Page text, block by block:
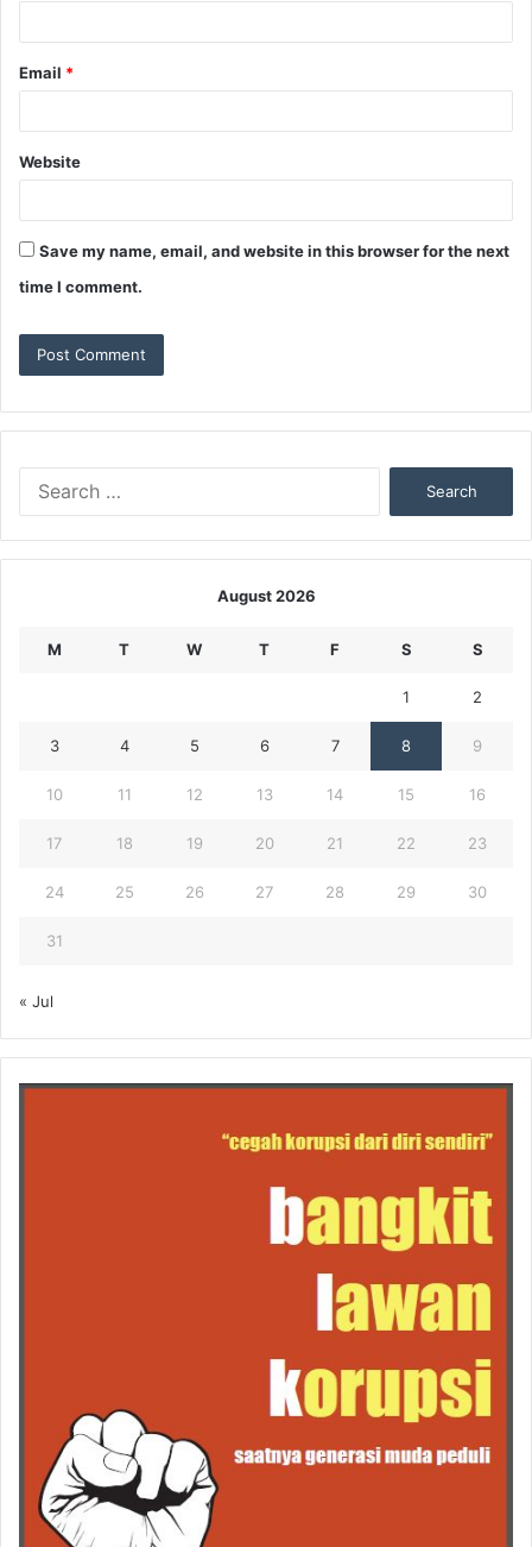
Email *
Website
Save my name, email, and website in this browser for the next
time I comment.
August 2026
M T W T F S S
1 2
3 4 5 6 7 8 9
10 11 12 13 14 15 16
17 18 19 20 21 22 23
24 25 26 27 28 29 30
31
« Jul